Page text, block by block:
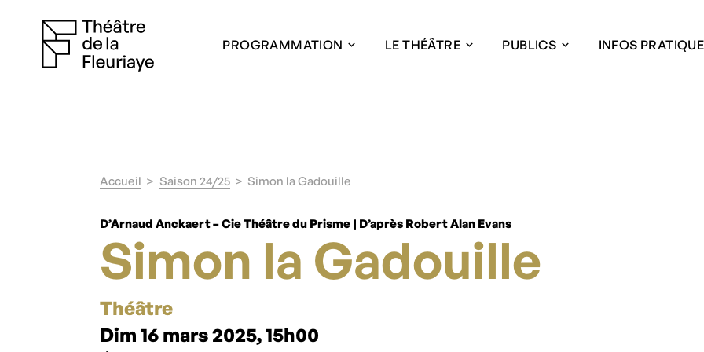
PROGRAMMATION LE THÉÂTRE PUBLICS INFOS
Accueil Saison 24/25 Simon la Gadouille
D’Arnaud Anckaert – Cie Théâtre du Prisme | D’après Robert Alan Evans
Simon la Gadouille
Théâtre
Dim 16 mars 2025, 15h00